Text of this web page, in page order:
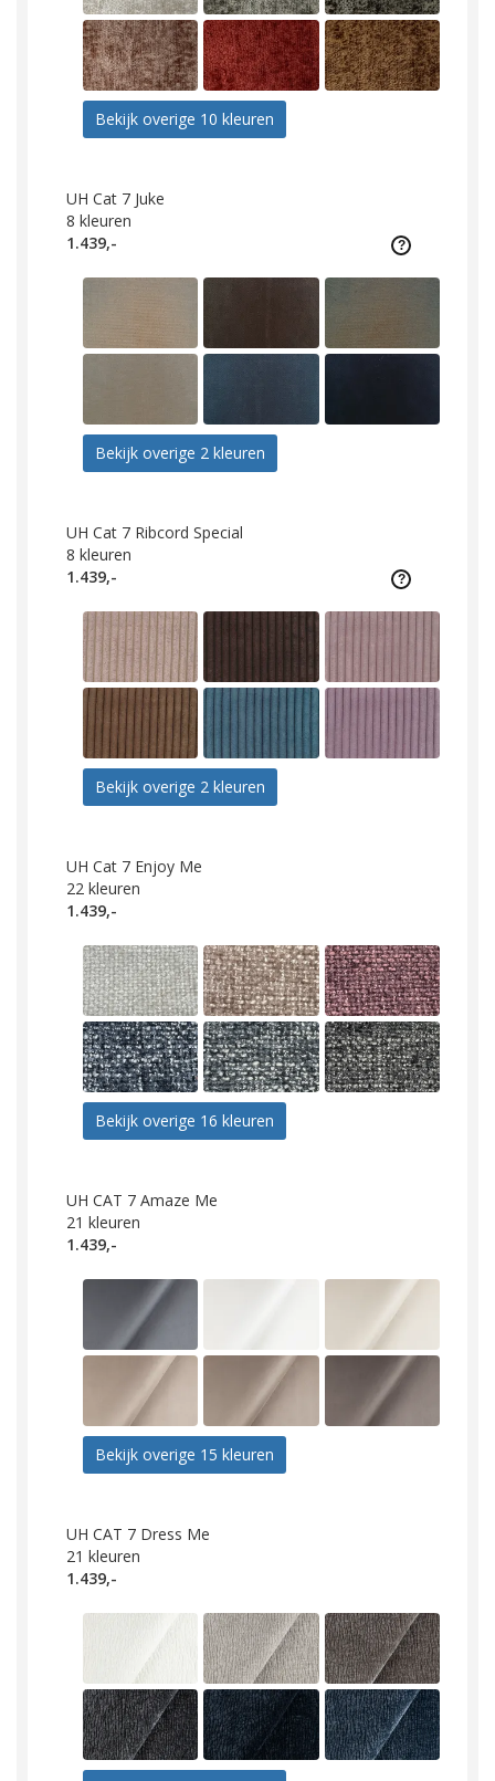
Bekijk overige 10 kleuren
UH Cat 7 Juke
8 kleuren
1.439,-
Bekijk overige 2 kleuren
UH Cat 7 Ribcord Special
8 kleuren
1.439,-
Bekijk overige 2 kleuren
UH Cat 7 Enjoy Me
22 kleuren
1.439,-
Bekijk overige 16 kleuren
UH CAT 7 Amaze Me
21 kleuren
1.439,-
Bekijk overige 15 kleuren
UH CAT 7 Dress Me
21 kleuren
1.439,-